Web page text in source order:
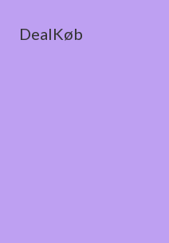
DealKøb